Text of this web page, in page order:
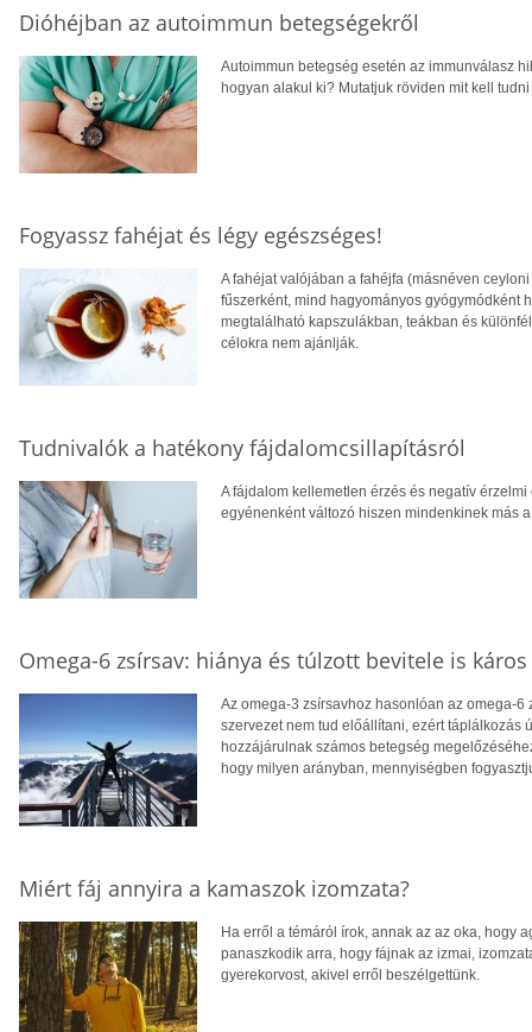
Dióhéjban az autoimmun betegségekről
Autoimmun betegség esetén az immunválasz
hogyan alakul ki? Mutatjuk röviden mit kell
Fogyassz fahéjat és légy egészséges!
A fahéjat valójában a fahéjfa (másnéven
fűszerként, mind hagyományos gyógymódként
megtalálható kapszulákban, teákban és
célokra nem ajánlják.
Tudnivalók a hatékony fájdalomcsillapításról
A fájdalom kellemetlen érzés és negatív
egyénenként változó hiszen mindenkinek más
Omega-6 zsírsav: hiánya és túlzott bevitele is
Az omega-3 zsírsavhoz hasonlóan az omega-
szervezet nem tud előállítani, ezért táplálkozás
hozzájárulnak számos betegség
hogy milyen arányban, mennyiségben
Miért fáj annyira a kamaszok izomzata?
Ha erről a témáról írok, annak az az oka, hogy
panaszkodik arra, hogy fájnak az izmai,
gyerekorvost, akivel erről beszélgettünk.